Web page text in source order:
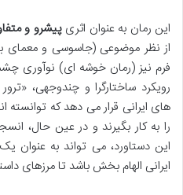
این رمان به عنوان اثریپیشرو و
از نظر موضوعی (جاسوسی و معمای
فرم نیز (رمان خوشه ای) نوآوری
رویکرد ساختارگرا و چندوجهی،
های ایرانی قرار می دهد که
را به کار بگیرند و در عین حال،
این دستاورد، می تواند به عنوان
ایرانی الهام بخش باشد تا مرزهای